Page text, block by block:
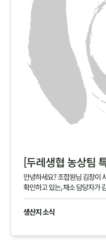
안녕하세요? 조합원님 김장이
확인하고 있는, 채소 담당자가
니다 .
생산지 소식